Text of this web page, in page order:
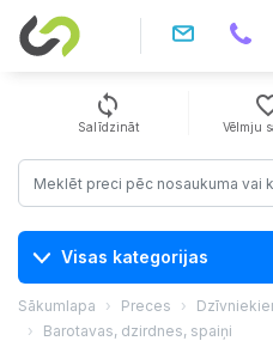
sync
Salīdzināt Vēlmju
Visas kategorijas
Sākumlapa Preces
Barotavas, dzirdnes, spaiņi